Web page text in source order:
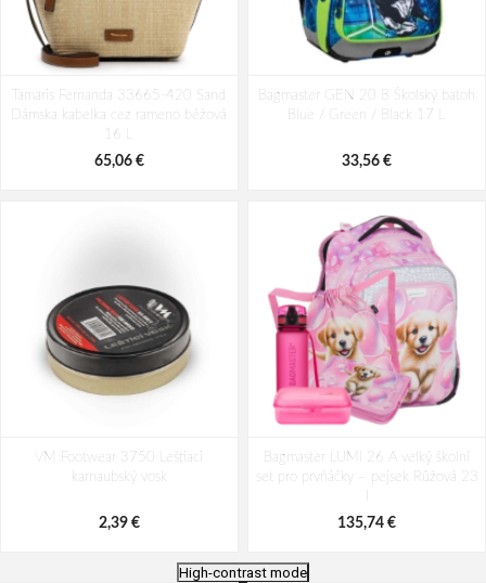
Tamaris Fernanda 33665-420 Sand
Dámska kabelka cez rameno béžová
16 L
65,06 €
Bagmaster GEN 20 B Školský batoh
Blue / Green / Black 17 L
33,56 €
VM Footwear 3750 Leštiaci
karnaubský vosk
2,39 €
Bagmaster LUMI 26 A velký školní
set pro prvňáčky – pejsek Růžová 23
135,74 €
High-contrast mode